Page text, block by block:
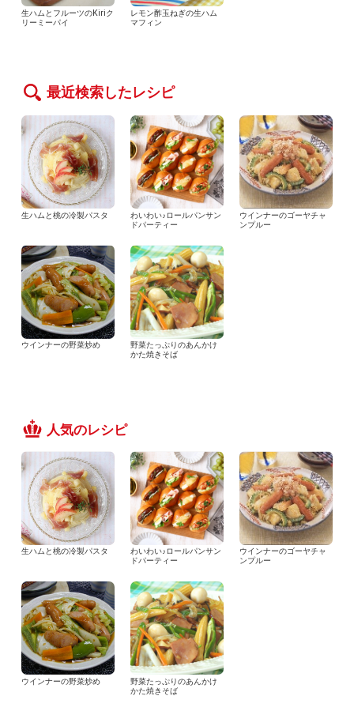
生ハムとフルーツのKiriク
リーミーパイ
レモン酢玉ねぎの生ハム
マフィン
最近検索したレシピ
生ハムと桃の冷製パスタ
わいわい♪ロールパンサン
ドパーティー
ウインナーのゴーヤチャ
ンプルー
ウインナーの野菜炒め
野菜たっぷりのあんかけ
かた焼きそば
人気のレシピ
生ハムと桃の冷製パスタ
わいわい♪ロールパンサン
ドパーティー
ウインナーのゴーヤチャ
ンプルー
ウインナーの野菜炒め
野菜たっぷりのあんかけ
かた焼きそば